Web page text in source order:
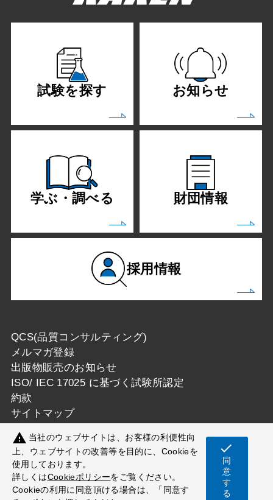
試験を探す お知らせ
学ぶ・調べる 財団情報
採用情報
QCS(品質コンサルティング)
メルマガ登録
出版物販売のお知らせ
ISO/ IEC 17025 に基づく試験所認定
約款
サイトマップ
Copyright © 一般財団法人カケンテストセンター
All Rights Reserved.
warning 当社のウェブサイトは、お客様の利便性向
上、ウェブサイトの改善等を目的に、Cookieを
使用しております。
詳しくはCookieポリシーをご覧ください。
Cookieの利用に同意頂ける場合は、「同意す
check
同
意
す
る